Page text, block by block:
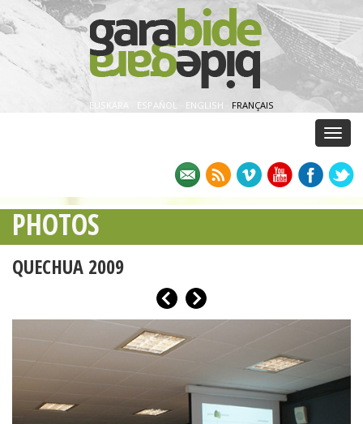
EUSKARA ESPAÑOL · ENGLISH · FRANÇAIS
PHOTOS
QUECHUA 2009